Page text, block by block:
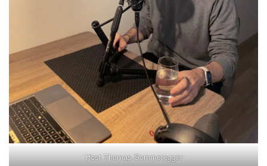
Host Thomas Sommeregger